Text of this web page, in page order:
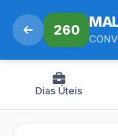
260
Dias Úteis